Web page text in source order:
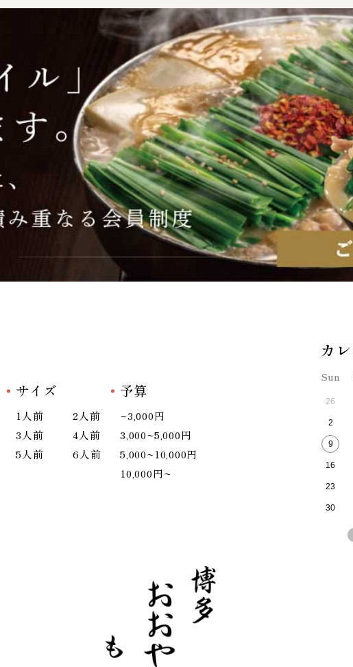
サイズ
1人前
2人前
3人前
4人前
5人前
6人前
予算
~3,000円
3,000~5,000円
5,000~10,000円
10,000円~
Sun
26
2
9
16
23
30